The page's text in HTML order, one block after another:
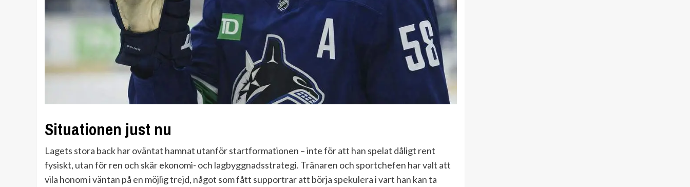
Situationen just nu
Lagets stora back har oväntat hamnat utanför startformationen – inte för att han spelat dåligt rent
fysiskt, utan för ren och skär ekonomi- och lagbyggnadsstrategi. Tränaren och sportchefen har valt att
vila honom i väntan på en möjlig trejd, något som fått supportrar att börja spekulera i vart han kan ta